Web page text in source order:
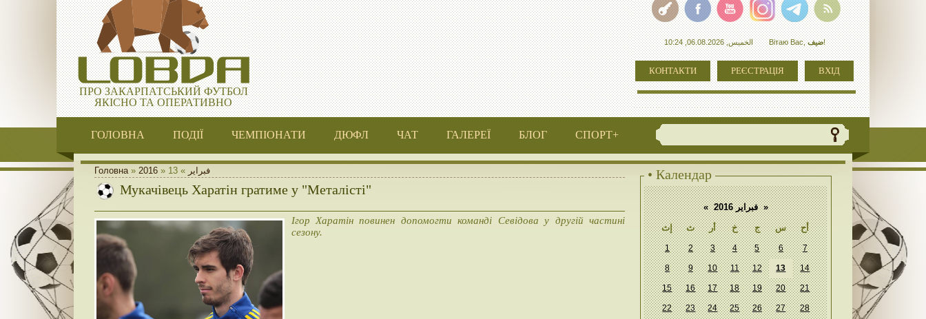
ПРО ЗАКАРПАТСЬКИЙ ФУТБОЛ
ЯКІСНО ТА ОПЕРАТИВНО
الخميس, 06.08.2026, 10:24 Вітаю Вас,ضيف!
КОНТАКТИ РЕЄСТРАЦІЯ ВХІД
ГОЛОВНА ПОДІЇ ЧЕМПІОНАТИ ДЮФЛ ЧАТ ГАЛЕРЕЇ БЛОГ СПОРТ+
Головна» 2016 » فبراير »
13
Мукачівець Харатін гратиме у "Металісті"
Ігор Харатін повинен допомогти команді Севідова у другій частині
сезону.
• Календар
« فبراير 2016 »
إث
ث أر خ ج س أح
1 2 3 4 5 6 7
8 9 10 11 12 13 14
15 16 17 18 19 20 21
22 23 24 25 26 27 28